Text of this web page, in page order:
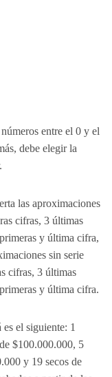
entre el 0 y el
debe elegir la
las aproximaciones
cifras, 3 últimas
y última cifra,
sin serie
cifras, 3 últimas
y última cifra.
el siguiente: 1
$100.000.000, 5
y 19 secos de